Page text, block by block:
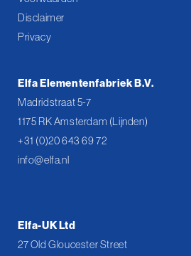
Disclaimer
Privacy
Elfa Elementenfabriek B.V.
Madridstraat 5-7
1175 RK Amsterdam (Lijnden)
+31 (0)20 643 69 72
info@elfa.nl
Elfa-UK Ltd
27 Old Gloucester Street